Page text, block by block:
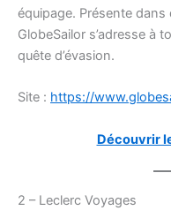
équipage. Présente
GlobeSailor s’adresse à
quête d’évasion.
Site : https://
Découvrir
2 – Leclerc Voyages